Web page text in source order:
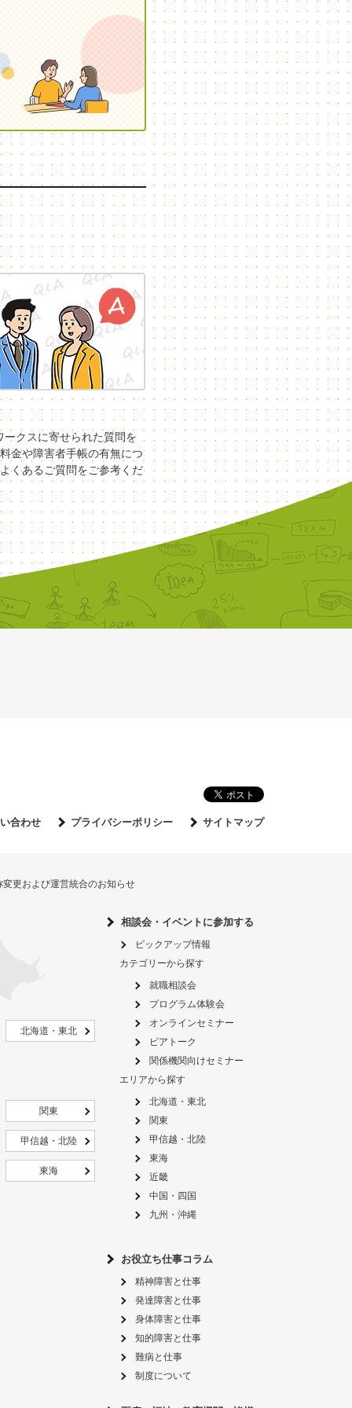
ークスに寄せられた質問を
金や障害者手帳の有無につ
くあるご質問をご参考くだ
合わせ プライバシーポリシー サイトマップ
更および運営統合のお知らせ
北海道・東北
関東
甲信越・北陸
東海
相談会・イベントに参加する
ピックアップ情報
カテゴリーから探す
就職相談会
プログラム体験会
オンラインセミナー
ピアトーク
関係機関向けセミナー
エリアから探す
北海道・東北
関東
甲信越・北陸
東海
近畿
中国・四国
九州・沖縄
お役立ち仕事コラム
精神障害と仕事
発達障害と仕事
身体障害と仕事
知的障害と仕事
難病と仕事
制度について